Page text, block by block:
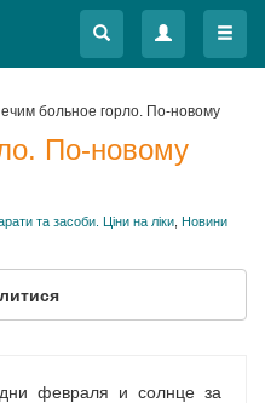
Меню
Меню
больное горло. По-новому
По-новому
та засоби. Ціни на ліки Новини
февраля и солнце за